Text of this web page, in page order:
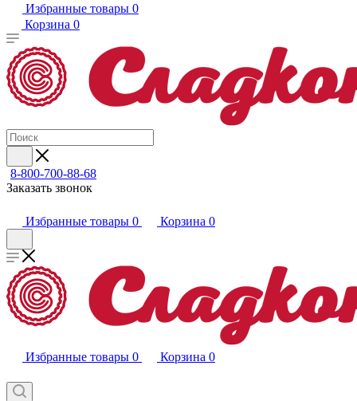
Избранные товары 0
Корзина 0
8-800-700-88-68
Заказать звонок
Избранные товары 0 Корзина 0
Избранные товары 0 Корзина 0